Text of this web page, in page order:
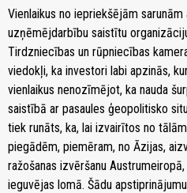
Vienlaikus no iepriekšējām
uzņēmējdarbību saistītu
Tirdzniecības un rūpniecības
viedokļi, ka investori labi apzinās,
vienlaikus nenozīmējot, ka nauda
saistībā ar pasaules ģeopolitisko
tiek runāts, ka, lai izvairītos no
piegādēm, piemēram, no Āzijas,
ražošanas izvēršanu
ieguvējas lomā. Šādu